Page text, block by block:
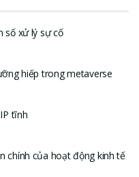
số xử lý sự cố
hiếp trong metaverse
tĩnh
chính của hoạt động kinh tế